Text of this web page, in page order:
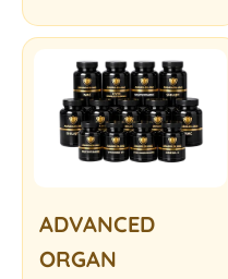
ADVANCED
ORGAN